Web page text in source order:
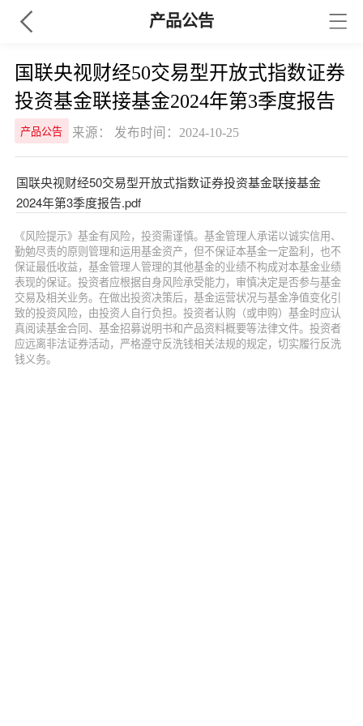
产品公告
国联央视财经50交易型开放式指数证券
投资基金联接基金2024年第3季度报告
产品公告 来源： 发布时间：2024-10-25
国联央视财经50交易型开放式指数证券投资基金联接基金
2024年第3季度报告.pdf
《风险提示》基金有风险，投资需谨慎。基金管理人承诺以诚实信用、
勤勉尽责的原则管理和运用基金资产，但不保证本基金一定盈利，也不
保证最低收益，基金管理人管理的其他基金的业绩不构成对本基金业绩
表现的保证。投资者应根据自身风险承受能力，审慎决定是否参与基金
交易及相关业务。在做出投资决策后，基金运营状况与基金净值变化引
致的投资风险，由投资人自行负担。投资者认购（或申购）基金时应认
真阅读基金合同、基金招募说明书和产品资料概要等法律文件。投资者
应远离非法证券活动，严格遵守反洗钱相关法规的规定，切实履行反洗
钱义务。